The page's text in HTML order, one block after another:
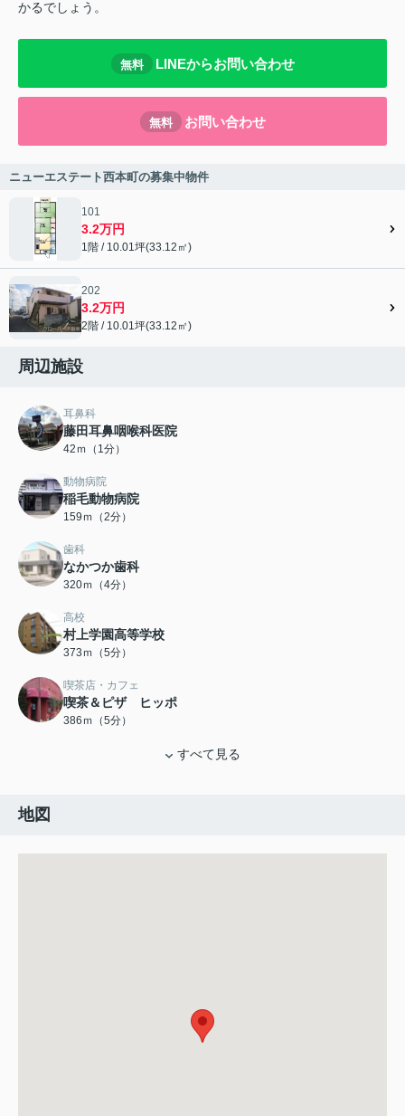
かるでしょう。
無料 LINEからお問い合わせ
無料 お問い合わせ
ニューエステート西本町の募集中物件
101
3.2万円
1階 / 10.01坪(33.12㎡)
202
3.2万円
2階 / 10.01坪(33.12㎡)
周辺施設
耳鼻科
藤田耳鼻咽喉科医院
42ｍ（1分）
動物病院
稲毛動物病院
159ｍ（2分）
歯科
なかつか歯科
320ｍ（4分）
高校
村上学園高等学校
373ｍ（5分）
喫茶店・カフェ
喫茶＆ピザ ヒッポ
386ｍ（5分）
すべて見る
地図